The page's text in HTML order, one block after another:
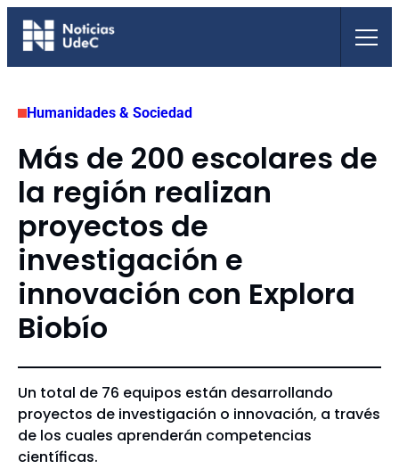
Saltar
Humanidades & Sociedad
Más de 200 escolares de
la región realizan
proyectos de
investigación e
innovación con Explora
Biobío
Un total de 76 equipos están desarrollando
proyectos de investigación o innovación, a través
de los cuales aprenderán competencias
científicas.